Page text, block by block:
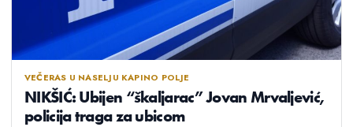
VEČERAS U NASELJU KAPINO POLJE
NIKŠIĆ: Ubijen “škaljarac” Jovan Mrvaljević,
policija traga za ubicom